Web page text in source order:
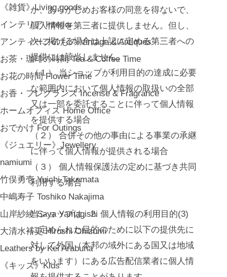
《雑貨》Living goods
インテリア Interior
アンティークのもの Vintage & Antiques
お茶・珈琲の時間 Tea & Coffee Time
お花の時間 Flower Time
お香・フレグランス Incense & Fragrance
ホームオフィス Home Office
おでかけ For Outings
《ジュエリー》Jewellery
namiumi
竹俣勇壱 Yuichi Takemata
中嶋寿子 Toshiko Nakajima
山岸紗綾 Saya Yamagishi
大清水裕史 Hiroshi Ohizumi
Leathers by Kei Arabuna
《キッズ》Kids
か、あらかじめお客様の同意を得ないで、
個人情報を第三者に提供しません。但し、
次に掲げる場合は上記に定める第三者への
提供には該当しません。
（１） 当ショップが利用目的の達成に必要
な範囲内において個人情報の取扱いの全部
又は一部を委託することに伴って個人情報
を提供する場合
（２） 合併その他の事由による事業の承継
に伴って個人情報が提供される場合
（３） 個人情報保護法の定めに基づき共同
利用する場合
当ショップは、2. 個人情報の利用目的(3)
に定められた目的のために以下の提供先に
対して外国（本邦の域外にある国又は地域
をいいます）にある広告配信業者に個人情